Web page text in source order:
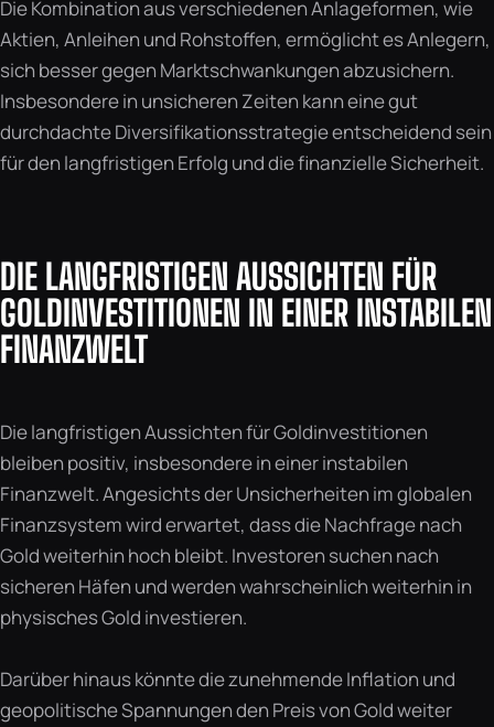
Die Kombination aus verschiedenen Anlageformen, wie
Aktien, Anleihen und Rohstoffen, ermöglicht es Anlegern,
sich besser gegen Marktschwankungen abzusichern.
Insbesondere in unsicheren Zeiten kann eine gut
durchdachte Diversifikationsstrategie entscheidend sein
für den langfristigen Erfolg und die finanzielle Sicherheit.
DIE LANGFRISTIGEN AUSSICHTEN FÜR
GOLDINVESTITIONEN IN EINER INSTABILEN
FINANZWELT
Die langfristigen Aussichten für Goldinvestitionen
bleiben positiv, insbesondere in einer instabilen
Finanzwelt. Angesichts der Unsicherheiten im globalen
Finanzsystem wird erwartet, dass die Nachfrage nach
Gold weiterhin hoch bleibt. Investoren suchen nach
sicheren Häfen und werden wahrscheinlich weiterhin in
physisches Gold investieren.
Darüber hinaus könnte die zunehmende Inflation und
geopolitische Spannungen den Preis von Gold weiter